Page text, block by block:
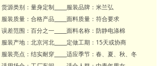
货源类别：量身定制_____服装品牌：米兰弘
服装质量：合格产品_____面料质量：符合要求
误差范围：百分之一_____面料名称：防静电涤棉
服装产地：北京河北_____定做工期：15天或协商
服装亮点：结实耐穿_____适应季节：春、夏、秋、冬